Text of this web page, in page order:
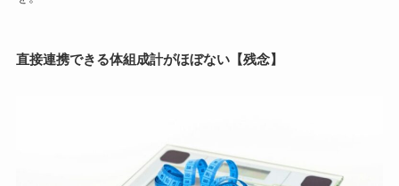
直接連携できる体組成計がほぼない【残念】